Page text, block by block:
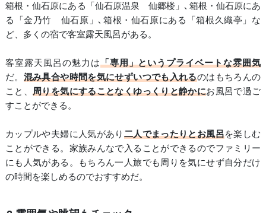
箱根・仙石原にある「仙石原温泉 仙郷楼」､箱根・仙石原にあ
る「金乃竹 仙石原」､箱根・仙石原にある「箱根久織亭」な
ど、多くの宿で客室露天風呂がある。
客室露天風呂の魅力は「専用」というプライベートな雰囲気
だ。 混み具合や時間を気にせずいつでも入れるのはもちろんの
こと、周りを気にすることなくゆっくりと静かにお風呂で過ご
すことができる。
カップルや夫婦に人気があり 二人でまったりとお風呂を楽しむ
ことができる。家族みんなで入ることができるのでファミリー
にも人気がある。もちろん一人旅でも周りを気にせず自分だけ
の時間を楽しめるのでおすすめだ。